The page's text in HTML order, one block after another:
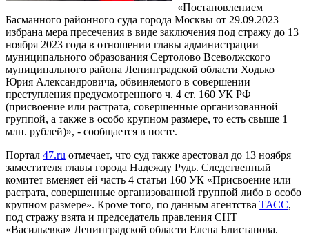
«Постановлением
Басманного районного суда города Москвы от 29.09.2023
избрана мера пресечения в виде заключения под стражу до 13
ноября 2023 года в отношении главы администрации
муниципального образования Сертолово Всеволжского
муниципального района Ленинградской области Ходько
Юрия Александровича, обвиняемого в совершении
преступления предусмотренного ч. 4 ст. 160 УК РФ
(присвоение или растрата, совершенные организованной
группой, а также в особо крупном размере, то есть свыше 1
млн. рублей)», - сообщается в посте.
Портал 47.ru отмечает, что суд также арестовал до 13 ноября
заместителя главы города Надежду Рудь. Следственный
комитет вменяет ей часть 4 статьи 160 УК «Присвоение или
растрата, совершенные организованной группой либо в особо
крупном размере». Кроме того, по данным агентства ТАСС,
под стражу взята и председатель правления СНТ
«Васильевка» Ленинградской области Елена Блистанова.